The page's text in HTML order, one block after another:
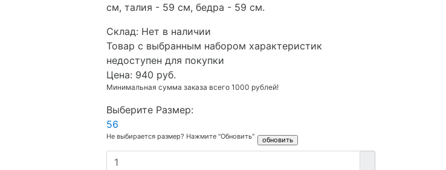
см, талия - 59 см, бедра - 59 см.
Cклад: Нет в наличии
Товар с выбранным набором характеристик
недоступен для покупки
Цена: 940 руб.
Минимальная сумма заказа всего 1000 рублей!
Выберите Размер:
56
Не выбирается размер? Нажмите "Обновить"